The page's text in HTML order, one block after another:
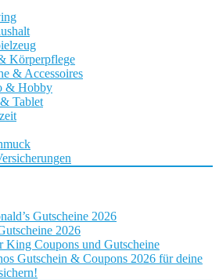
Körperpflege
& Accessoires
& Hobby
Tablet
Gutscheine 2026
2026
King Coupons und Gutscheine
Gutschein & Coupons 2026 für deine